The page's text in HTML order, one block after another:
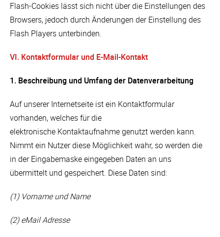
Flash-Cookies lässt sich nicht über die Einstellungen des
Browsers, jedoch durch Änderungen der Einstellung des
Flash Players unterbinden.
VI. Kontaktformular und E-Mail-Kontakt
1. Beschreibung und Umfang der Datenverarbeitung
Auf unserer Internetseite ist ein Kontaktformular
vorhanden, welches für die
elektronische Kontaktaufnahme genutzt werden kann.
Nimmt ein Nutzer diese Möglichkeit wahr, so werden die
in der Eingabemaske eingegeben Daten an uns
übermittelt und gespeichert. Diese Daten sind:
(1) Vorname und Name
(2) eMail Adresse